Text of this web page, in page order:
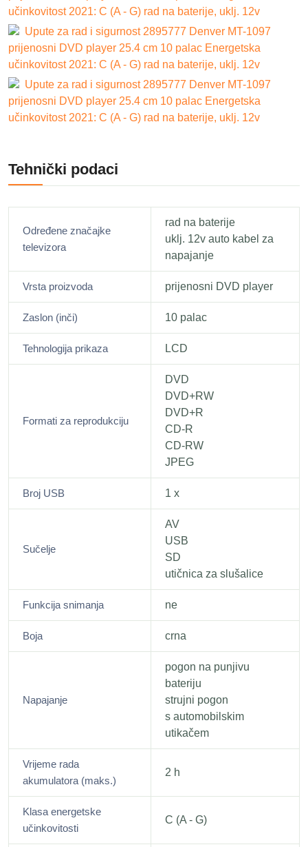
učinkovitost 2021: C (A - G) rad na baterije, uklj. 12v
Upute za rad i sigurnost 2895777 Denver MT-1097
prijenosni DVD player 25.4 cm 10 palac Energetska
učinkovitost 2021: C (A - G) rad na baterije, uklj. 12v
Upute za rad i sigurnost 2895777 Denver MT-1097
prijenosni DVD player 25.4 cm 10 palac Energetska
učinkovitost 2021: C (A - G) rad na baterije, uklj. 12v
Tehnički podaci
Određene značajke
televizora
rad na baterije
uklj. 12v auto kabel za
napajanje
Vrsta proizvoda prijenosni DVD player
Zaslon (inči) 10 palac
Tehnologija prikaza LCD
Formati za reprodukciju
DVD
DVD+RW
DVD+R
CD-R
CD-RW
JPEG
Broj USB 1 x
Sučelje
AV
USB
SD
utičnica za slušalice
Funkcija snimanja ne
Boja crna
Napajanje
pogon na punjivu
bateriju
strujni pogon
s automobilskim
utikačem
Vrijeme rada
akumulatora (maks.)
2 h
Klasa energetske
učinkovitosti
C (A - G)